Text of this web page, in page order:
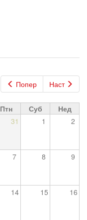
Попер Наст
Птн Суб
Нед
31 1 2
7 8 9
14 15 16